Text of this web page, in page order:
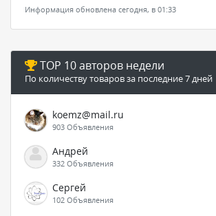
Информация обновлена сегодня, в 01:33
TOP 10 авторов недели
По количеству товаров за последние 7 дней
koemz@mail.ru
903 Объявления
Андрей
332 Объявления
Сергей
102 Объявления